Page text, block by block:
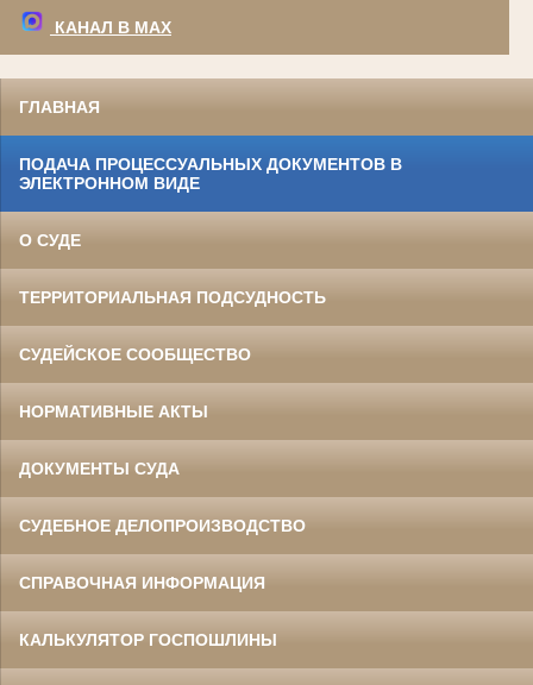
КАНАЛ В МАХ
ГЛАВНАЯ
ПОДАЧА ПРОЦЕССУАЛЬНЫХ ДОКУМЕНТОВ В
ЭЛЕКТРОННОМ ВИДЕ
О СУДЕ
ТЕРРИТОРИАЛЬНАЯ ПОДСУДНОСТЬ
СУДЕЙСКОЕ СООБЩЕСТВО
НОРМАТИВНЫЕ АКТЫ
ДОКУМЕНТЫ СУДА
СУДЕБНОЕ ДЕЛОПРОИЗВОДСТВО
СПРАВОЧНАЯ ИНФОРМАЦИЯ
КАЛЬКУЛЯТОР ГОСПОШЛИНЫ